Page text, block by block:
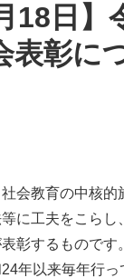
18日
表彰に
会教育の中核的
に工夫をこら
彰するものです。
年以来毎年行っ